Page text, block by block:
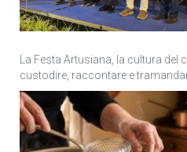
La Festa Artusiana, la cultura
custodire, raccontare e